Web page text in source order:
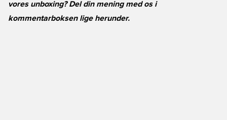
vores unboxing? Del din mening med os i
kommentarboksen lige herunder.